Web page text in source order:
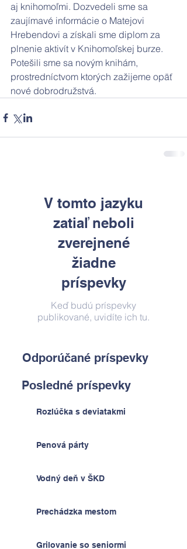
aj knihomoľmi. Dozvedeli sme sa
zaujímavé informácie o Matejovi
Hrebendovi a získali sme diplom za
plnenie aktivít v Knihomoľskej burze.
Potešili sme sa novým knihám,
prostredníctvom ktorých zažijeme opäť
nové dobrodružstvá.
V tomto jazyku
zatiaľ neboli
zverejnené
žiadne
príspevky
Keď budú príspevky
publikované, uvidíte ich tu.
Odporúčané príspevky
Posledné príspevky
Rozlúčka s deviatakmi
Penová párty
Vodný deň v ŠKD
Prechádzka mestom
Grilovanie so seniormi